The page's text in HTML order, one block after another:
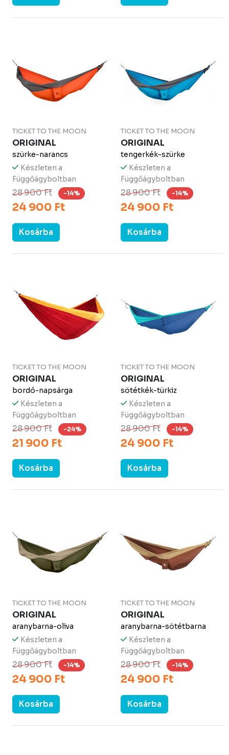
TICKET TO THE MOON
ORIGINAL
szürke-narancs
Készleten a
Függőágyboltban
28 900 Ft -14%
24 900 Ft
Kosárba
TICKET TO THE MOON
ORIGINAL
tengerkék-szürke
Készleten a
Függőágyboltban
28 900 Ft -14%
24 900 Ft
Kosárba
TICKET TO THE MOON
ORIGINAL
bordó-napsárga
Készleten a
Függőágyboltban
28 900 Ft -24%
21 900 Ft
Kosárba
TICKET TO THE MOON
ORIGINAL
sötétkék-türkiz
Készleten a
Függőágyboltban
28 900 Ft -14%
24 900 Ft
Kosárba
TICKET TO THE MOON
ORIGINAL
aranybarna-oliva
Készleten a
Függőágyboltban
28 900 Ft -14%
24 900 Ft
Kosárba
TICKET TO THE MOON
ORIGINAL
aranybarna-sötétbarna
Készleten a
Függőágyboltban
28 900 Ft -14%
24 900 Ft
Kosárba